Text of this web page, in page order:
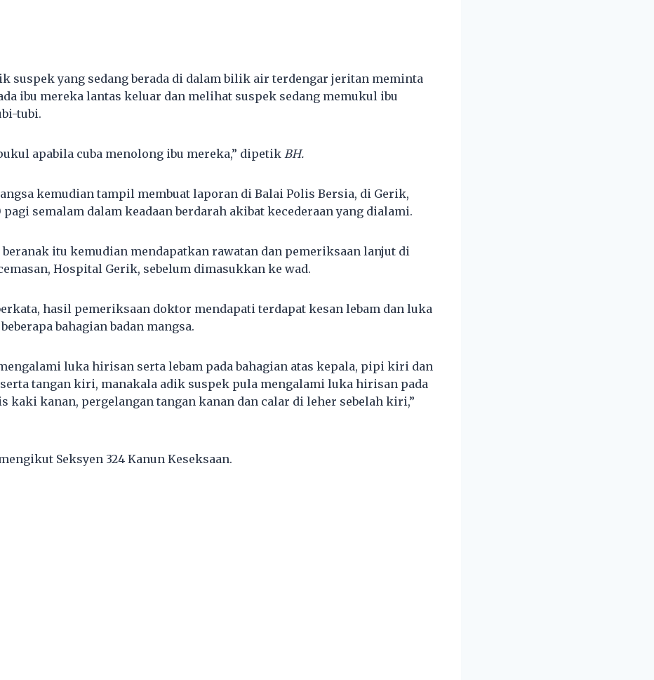
suspek yang sedang berada di dalam bilik air terdengar jeritan meminta
ibu mereka lantas keluar dan melihat suspek sedang memukul ibu
tubi.
apabila cuba menolong ibu mereka,” dipetikBH.
kemudian tampil membuat laporan di Balai Polis Bersia, di Gerik,
pagi semalam dalam keadaan berdarah akibat kecederaan yang dialami.
beranak itu kemudian mendapatkan rawatan dan pemeriksaan lanjut di
Hospital Gerik, sebelum dimasukkan ke wad.
hasil pemeriksaan doktor mendapati terdapat kesan lebam dan luka
bahagian badan mangsa.
luka hirisan serta lebam pada bahagian atas kepala, pipi kiri dan
tangan kiri, manakala adik suspek pula mengalami luka hirisan pada
kaki kanan, pergelangan tangan kanan dan calar di leher sebelah kiri,”
Seksyen 324 Kanun Keseksaan.